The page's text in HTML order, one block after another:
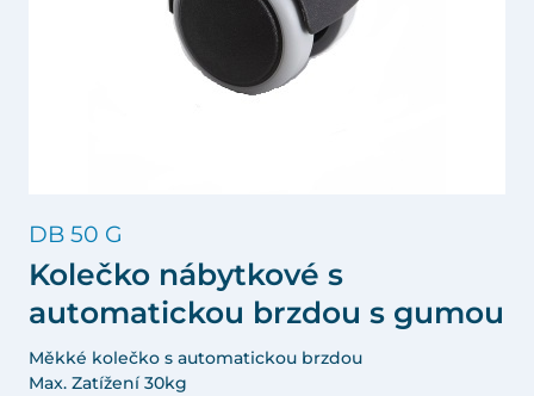
DB 50 G
Kolečko nábytkové s
automatickou brzdou s gumou
Měkké kolečko s automatickou brzdou
Max. Zatížení 30kg